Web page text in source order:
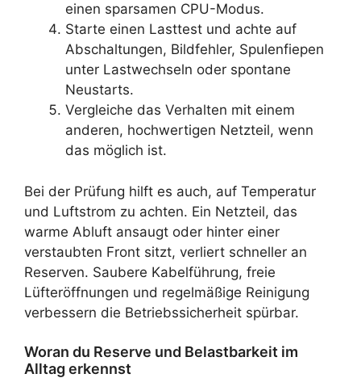
einen sparsamen CPU-Modus.
Starte einen Lasttest und achte auf
Abschaltungen, Bildfehler, Spulenfiepen
unter Lastwechseln oder spontane
Neustarts.
Vergleiche das Verhalten mit einem
anderen, hochwertigen Netzteil, wenn
das möglich ist.
Bei der Prüfung hilft es auch, auf Temperatur
und Luftstrom zu achten. Ein Netzteil, das
warme Abluft ansaugt oder hinter einer
verstaubten Front sitzt, verliert schneller an
Reserven. Saubere Kabelführung, freie
Lüfteröffnungen und regelmäßige Reinigung
verbessern die Betriebssicherheit spürbar.
Woran du Reserve und Belastbarkeit im
Alltag erkennst